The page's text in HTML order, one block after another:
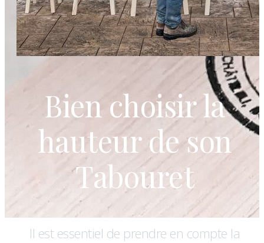
Bien choisir la
hauteur de son
Tabouret
Il est essentiel de prendre en compte la